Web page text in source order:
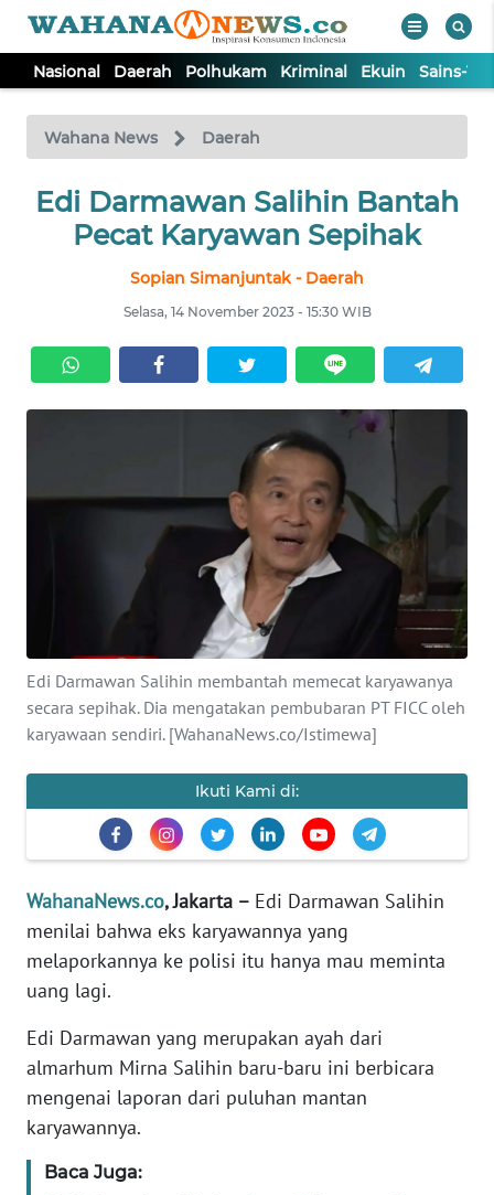
Nasional Daerah Polhukam Kriminal Ekuin Sains-
Wahana News Daerah
Edi Darmawan Salihin Bantah
Pecat Karyawan Sepihak
Sopian Simanjuntak - Daerah
Selasa, 14 November 2023 - 15:30 WIB
Edi Darmawan Salihin membantah memecat karyawanya
secara sepihak. Dia mengatakan pembubaran PT FICC oleh
karyawaan sendiri. [WahanaNews.co/Istimewa]
Ikuti Kami di:
WahanaNews.co, Jakarta – Edi Darmawan Salihin
menilai bahwa eks karyawannya yang
melaporkannya ke polisi itu hanya mau meminta
uang lagi.
Edi Darmawan yang merupakan ayah dari
almarhum Mirna Salihin baru-baru ini berbicara
mengenai laporan dari puluhan mantan
karyawannya.
Baca Juga:
TV
Tutup
NASIONAL
KRIMINAL
SAINS-TEKNO
INTERNASIONAL
SERBA-SERBI
OLAHRAGA
EDITORIAL
Informasi
INDEKS
BERITA
KONTAK